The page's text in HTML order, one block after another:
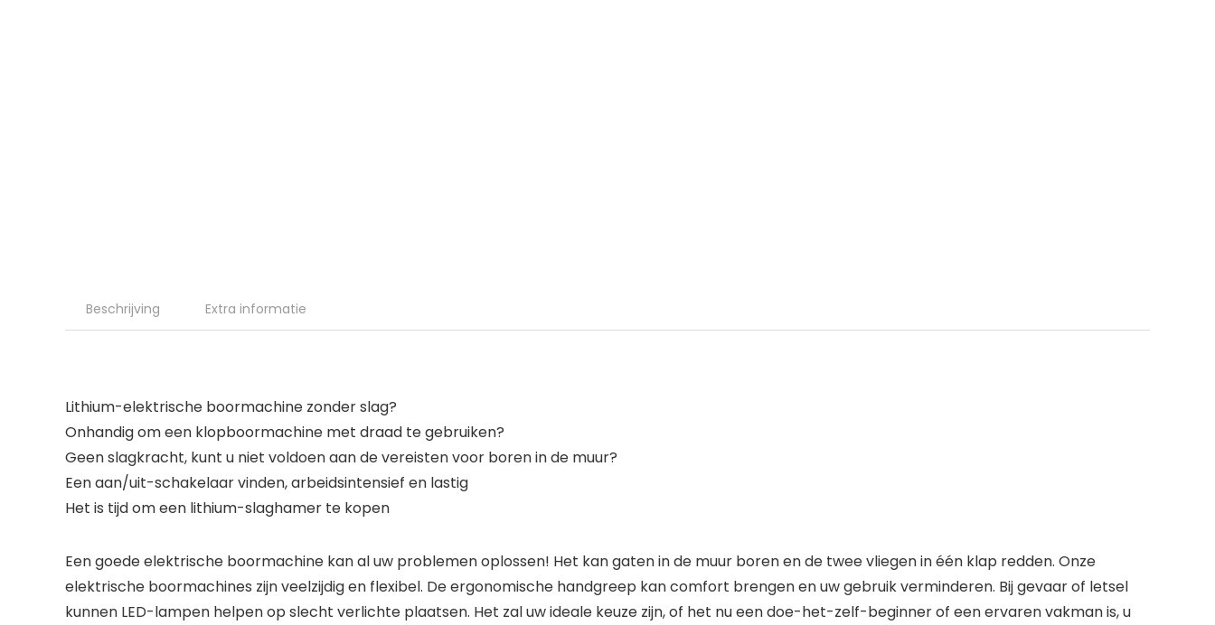
Beschrijving Extra informatie
Lithium-elektrische boormachine zonder slag?
Onhandig om een klopboormachine met draad te gebruiken?
Geen slagkracht, kunt u niet voldoen aan de vereisten voor boren in de muur?
Een aan/uit-schakelaar vinden, arbeidsintensief en lastig
Het is tijd om een lithium-slaghamer te kopen
Een goede elektrische boormachine kan al uw problemen oplossen! Het kan gaten in de muur boren en de twee vliegen in één klap redden. Onze
elektrische boormachines zijn veelzijdig en flexibel. De ergonomische handgreep kan comfort brengen en uw gebruik verminderen. Bij gevaar of letsel
kunnen LED-lampen helpen op slecht verlichte plaatsen. Het zal uw ideale keuze zijn, of het nu een doe-het-zelf-beginner of een ervaren vakman is, u